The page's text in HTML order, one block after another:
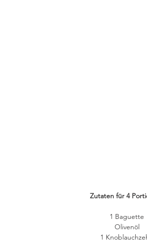
Zutaten für 4
1 Baguette
Olivenöl
1